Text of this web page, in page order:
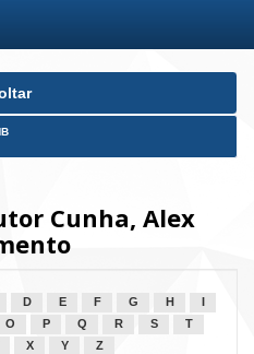
Cunha, Alex
D E F G H
O P Q R S
T
X Y Z